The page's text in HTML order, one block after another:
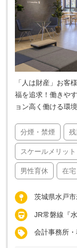
「人は財産」お客
福を追求！働きや
ョン高く働ける環
分煙・禁煙
スケールメリット
男性育休 在宅
茨城県水戸
JR常磐線『水
会計事務所